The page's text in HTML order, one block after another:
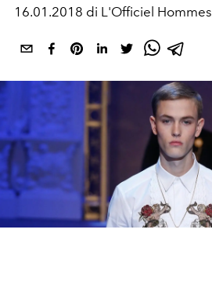
16.01.2018 di L'Officiel Hommes